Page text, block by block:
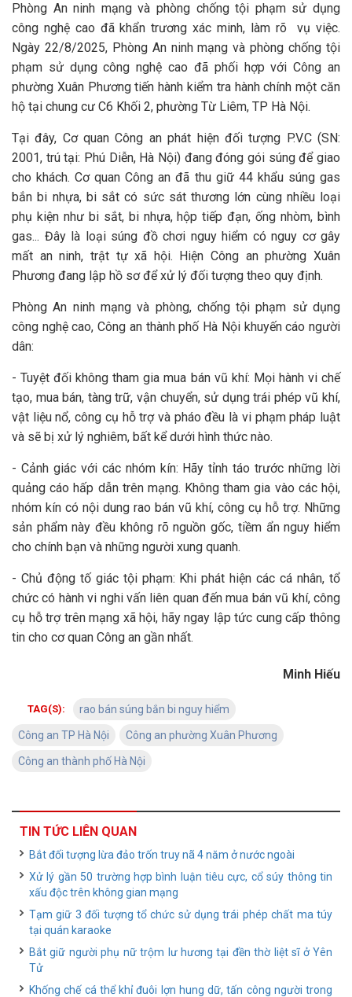
Phòng An ninh mạng và phòng chống tội phạm sử dụng
công nghệ cao đã khẩn trương xác minh, làm rõ vụ việc.
Ngày 22/8/2025, Phòng An ninh mạng và phòng chống tội
phạm sử dụng công nghệ cao đã phối hợp với Công an
phường Xuân Phương tiến hành kiểm tra hành chính một căn
hộ tại chung cư C6 Khối 2, phường Từ Liêm, TP Hà Nội.
Tại đây, Cơ quan Công an phát hiện đối tượng P.V.C (SN:
2001, trú tại: Phú Diễn, Hà Nội) đang đóng gói súng để giao
cho khách. Cơ quan Công an đã thu giữ 44 khẩu súng gas
bắn bi nhựa, bi sắt có sức sát thương lớn cùng nhiều loại
phụ kiện như bi sắt, bi nhựa, hộp tiếp đạn, ống nhòm, bình
gas... Đây là loại súng đồ chơi nguy hiểm có nguy cơ gây
mất an ninh, trật tự xã hội. Hiện Công an phường Xuân
Phương đang lập hồ sơ để xử lý đối tượng theo quy định.
Phòng An ninh mạng và phòng, chống tội phạm sử dụng
công nghệ cao, Công an thành phố Hà Nội khuyến cáo người
dân:
- Tuyệt đối không tham gia mua bán vũ khí: Mọi hành vi chế
tạo, mua bán, tàng trữ, vận chuyển, sử dụng trái phép vũ khí,
vật liệu nổ, công cụ hỗ trợ và pháo đều là vi phạm pháp luật
và sẽ bị xử lý nghiêm, bất kể dưới hình thức nào.
- Cảnh giác với các nhóm kín: Hãy tỉnh táo trước những lời
quảng cáo hấp dẫn trên mạng. Không tham gia vào các hội,
nhóm kín có nội dung rao bán vũ khí, công cụ hỗ trợ. Những
sản phẩm này đều không rõ nguồn gốc, tiềm ẩn nguy hiểm
cho chính bạn và những người xung quanh.
- Chủ động tố giác tội phạm: Khi phát hiện các cá nhân, tổ
chức có hành vi nghi vấn liên quan đến mua bán vũ khí, công
cụ hỗ trợ trên mạng xã hội, hãy ngay lập tức cung cấp thông
tin cho cơ quan Công an gần nhất.
Minh Hiếu
TAG(S): rao bán súng bắn bi nguy hiểm
Công an TP Hà Nội Công an phường Xuân Phương
Công an thành phố Hà Nội
TIN TỨC LIÊN QUAN
Bắt đối tượng lừa đảo trốn truy nã 4 năm ở nước ngoài
Xử lý gần 50 trường hợp bình luận tiêu cực, cổ súy thông tin
xấu độc trên không gian mạng
Tạm giữ 3 đối tượng tổ chức sử dụng trái phép chất ma túy
tại quán karaoke
Bắt giữ người phụ nữ trộm lư hương tại đền thờ liệt sĩ ở Yên
Tử
Khống chế cá thể khỉ đuôi lợn hung dữ, tấn công người trong